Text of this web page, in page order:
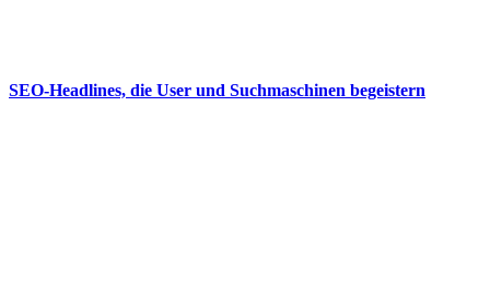
SEO-Headlines, die User und Suchmaschinen begeistern